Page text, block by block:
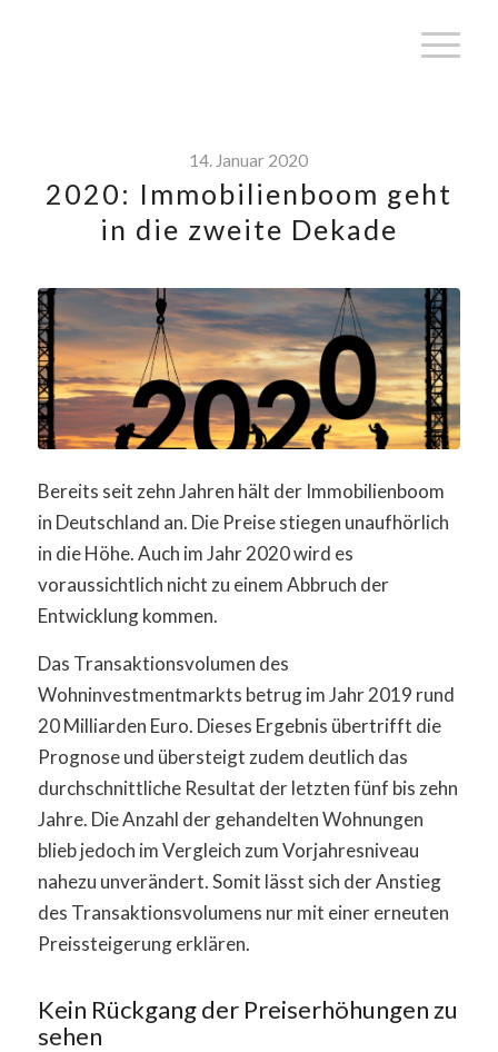
14. Januar 2020
2020: Immobilienboom geht
in die zweite Dekade
Bereits seit zehn Jahren hält der Immobilienboom
in Deutschland an. Die Preise stiegen unaufhörlich
in die Höhe. Auch im Jahr 2020 wird es
voraussichtlich nicht zu einem Abbruch der
Entwicklung kommen.
Das Transaktionsvolumen des
Wohninvestmentmarkts betrug im Jahr 2019 rund
20 Milliarden Euro. Dieses Ergebnis übertrifft die
Prognose und übersteigt zudem deutlich das
durchschnittliche Resultat der letzten fünf bis zehn
Jahre. Die Anzahl der gehandelten Wohnungen
blieb jedoch im Vergleich zum Vorjahresniveau
nahezu unverändert. Somit lässt sich der Anstieg
des Transaktionsvolumens nur mit einer erneuten
Preissteigerung erklären.
Kein Rückgang der Preiserhöhungen zu
sehen